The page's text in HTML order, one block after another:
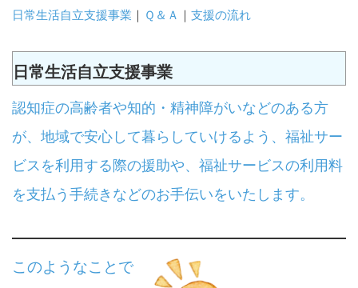
日常生活自立支援事業 ｜ Ｑ＆Ａ ｜ 支援の流れ
日常生活自立支援事業
認知症の高齢者や知的・精神障がいなどのある方
が、地域で安心して暮らしていけるよう、福祉サー
ビスを利用する際の援助や、福祉サービスの利用料
を支払う手続きなどのお手伝いをいたします。
このようなことで